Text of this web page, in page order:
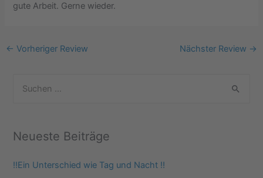
gute Arbeit. Gerne wieder.
← Vorheriger Review Nächster Review →
h
e
Neueste Beiträge
‼️Ein Unterschied wie Tag und Nacht ‼️